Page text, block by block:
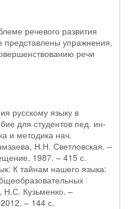
речевого развития
упражнения,
речи
русскому языку в
для студентов пед. ин-
и методика нач.
Н.Н. Светловская. –
1987. – 415 с.
К тайнам нашего языка:
Кузьменко. –
– 144 с.